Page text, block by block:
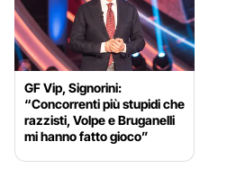
GF Vip, Signorini:
“Concorrenti più stupidi che
razzisti, Volpe e Bruganelli
mi hanno fatto gioco”